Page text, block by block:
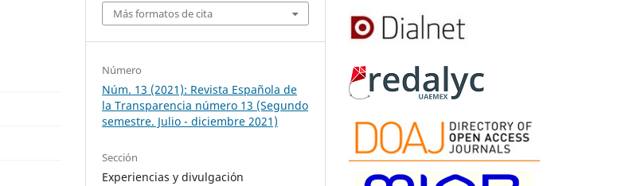
Más formatos de cita
Número
Núm. 13 (2021): Revista Española de
la Transparencia número 13 (Segundo
semestre. Julio - diciembre 2021)
Sección
Experiencias y divulgación